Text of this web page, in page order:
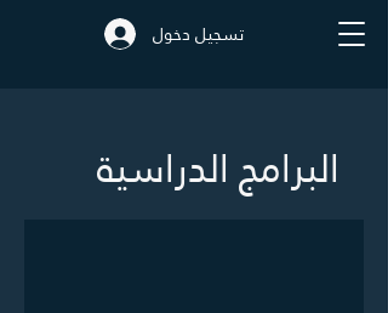
تسجيل دخول
البرامج الدراسية